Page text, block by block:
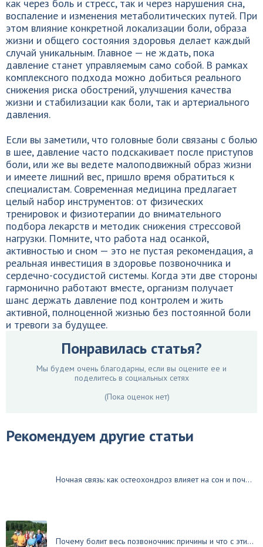
как через боль и стресс, так и через нарушения сна,
воспаление и изменения метаболитических путей. При
этом влияние конкретной локализации боли, образа
жизни и общего состояния здоровья делает каждый
случай уникальным. Главное — не ждать, пока
давление станет управляемым само собой. В рамках
комплексного подхода можно добиться реального
снижения риска обострений, улучшения качества
жизни и стабилизации как боли, так и артериального
давления.
Если вы заметили, что головные боли связаны с болью
в шее, давление часто подскакивает после приступов
боли, или же вы ведете малоподвижный образ жизни
и имеете лишний вес, пришло время обратиться к
специалистам. Современная медицина предлагает
целый набор инструментов: от физических
тренировок и физиотерапии до внимательного
подбора лекарств и методик снижения стрессовой
нагрузки. Помните, что работа над осанкой,
активностью и сном — это не пустая рекомендация, а
реальная инвестиция в здоровье позвоночника и
сердечно-сосудистой системы. Когда эти две стороны
гармонично работают вместе, организм получает
шанс держать давление под контролем и жить
активной, полноценной жизнью без постоянной боли
и тревоги за будущее.
Понравилась статья?
Мы будем очень благодарны, если вы оцените ее и
поделитесь в социальных сетях
(Пока оценок нет)
Рекомендуем другие статьи
Ночная связь: как остеохондроз влияет на сон и поч...
Почему болит весь позвоночник: причины и что с эти...